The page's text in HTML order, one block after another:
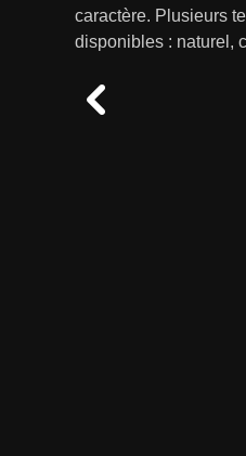
caractère. Plusieurs
disponibles : naturel,